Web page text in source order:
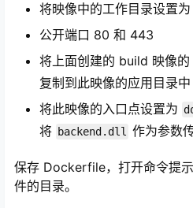
将映像中的工作目录设置为
公开端口 80 和 443
将上面创建的 build 映像的
复制到此映像的应用目录中
将此映像的入口点设置为
将 backend.dll 作为参数
保存 Dockerfile，打开命令提
件的目录。